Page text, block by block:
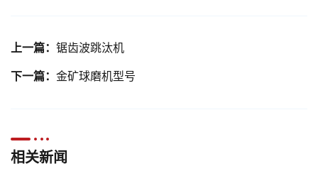
上一篇： 锯齿波跳汰机
下一篇： 金矿球磨机型号
相关新闻